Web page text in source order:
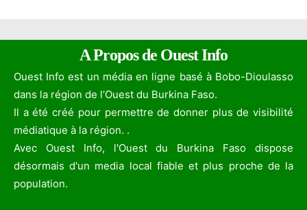
A Propos de Ouest Info
Ouest Info est un média en ligne basé à Bobo-Dioulasso
dans la région de l’Ouest du Burkina Faso.
Il a été créé pour permettre de donner plus de visibilité
médiatique à la région. .
Avec Ouest Info, l'Ouest du Burkina Faso dispose
désormais d'un media local fiable et plus proche de la
population.